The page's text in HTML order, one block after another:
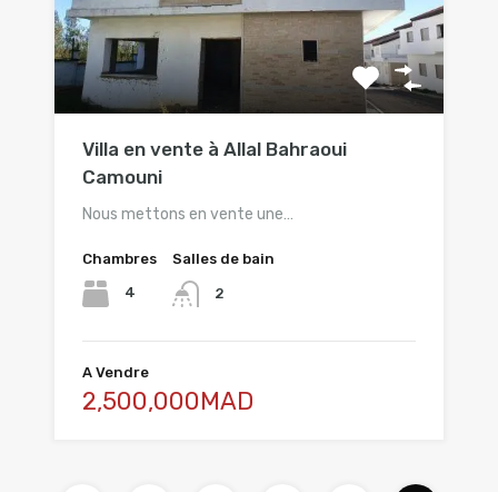
Villa en vente à Allal Bahraoui
Camouni
Nous mettons en vente une…
Chambres
4
Salles de bain
2
A Vendre
2,500,000MAD